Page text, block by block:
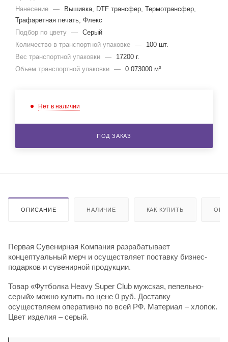
Нанесение —
Вышивка, DTF трансфер, Термотрансфер,
Трафаретная печать, Флекс
Подбор по цвету — Серый
Количество в транспортной упаковке —
100 шт.
Вес транспортной упаковки —
17200 г.
Объем транспортной упаковки — 0.073000 м³
Нет в наличии
ПОД ЗАКАЗ
ОПИСАНИЕ НАЛИЧИЕ КАК КУПИТЬ
Первая Сувенирная Компания разрабатывает
концептуальный мерч и осуществляет поставку бизнес-
подарков и сувенирной продукции.
Товар «Футболка Heavy Super Club мужская, пепельно-
серый» можно купить по цене 0 руб. Доставку
осуществляем оперативно по всей РФ. Материал – хлопок.
Цвет изделия – серый.